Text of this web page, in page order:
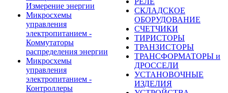
Измерение энергии
Микросхемы
управления
электропитанием -
Коммутаторы
распределения энергии
Микросхемы
управления
электропитанием -
Контроллеры
СКЛАДСКОЕ
ОБОРУДОВАНИЕ
СЧЕТЧИКИ
ТИРИСТОРЫ
ТРАНЗИСТОРЫ
ТРАНСФОРМАТОРЫ и
ДРОССЕЛИ
УСТАНОВОЧНЫЕ
ИЗДЕЛИЯ